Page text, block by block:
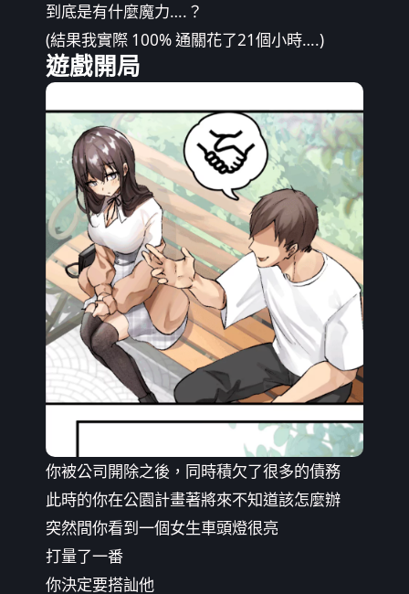
到底是有什麼魔力….？
(結果我實際 100% 通關花了21個小時….)
遊戲開局
你被公司開除之後，同時積欠了很多的債務
此時的你在公園計畫著將來不知道該怎麼辦
突然間你看到一個女生車頭燈很亮
打量了一番
你決定要搭訕他